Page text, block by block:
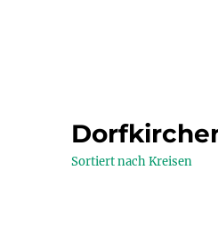
Sortiert nach Kreisen